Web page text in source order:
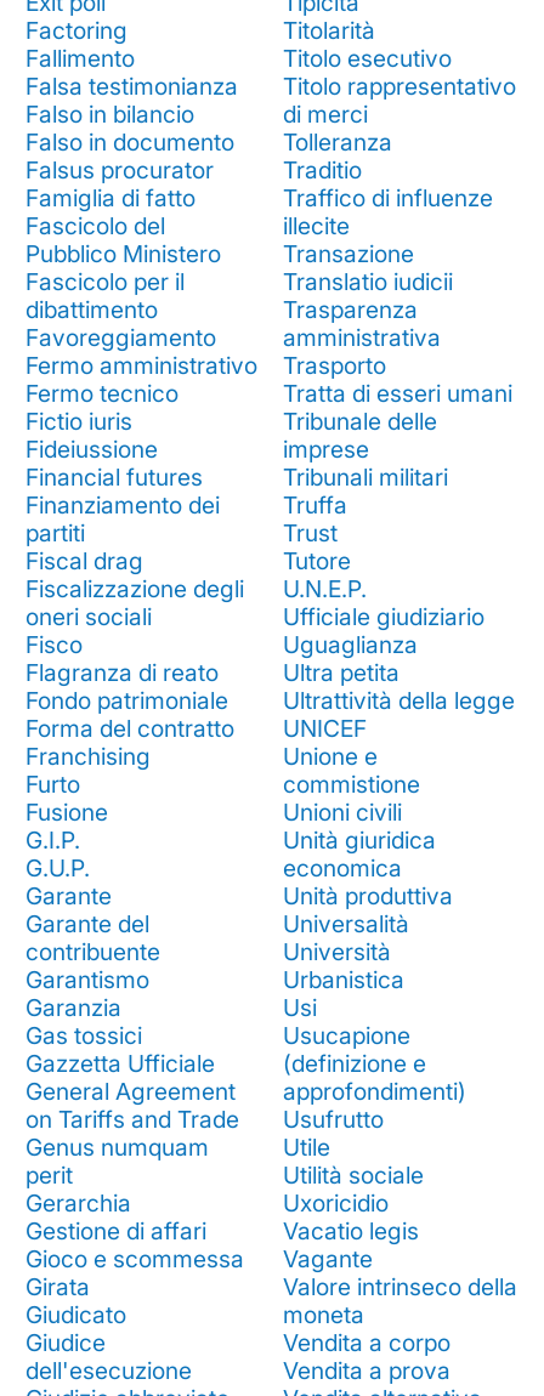
Factoring
Fallimento
Falsa testimonianza
Falso in bilancio
Falso in documento
Falsus procurator
Famiglia di fatto
Fascicolo del
Pubblico Ministero
Fascicolo per il
dibattimento
Favoreggiamento
Fermo amministrativo
Fermo tecnico
Fictio iuris
Fideiussione
Financial futures
Finanziamento dei
partiti
Fiscal drag
Fiscalizzazione degli
oneri sociali
Fisco
Flagranza di reato
Fondo patrimoniale
Forma del contratto
Franchising
Furto
Fusione
G.I.P.
G.U.P.
Garante
Garante del
contribuente
Garantismo
Garanzia
Gas tossici
Gazzetta Ufficiale
General Agreement
on Tariffs and Trade
Genus numquam
perit
Gerarchia
Gestione di affari
Gioco e scommessa
Girata
Giudicato
Giudice
dell'esecuzione
Titolarità
Titolo esecutivo
Titolo rappresentativo
di merci
Tolleranza
Traditio
Traffico di influenze
illecite
Transazione
Translatio iudicii
Trasparenza
amministrativa
Trasporto
Tratta di esseri umani
Tribunale delle
imprese
Tribunali militari
Truffa
Trust
Tutore
U.N.E.P.
Ufficiale giudiziario
Uguaglianza
Ultra petita
Ultrattività della legge
UNICEF
Unione e
commistione
Unioni civili
Unità giuridica
economica
Unità produttiva
Universalità
Università
Urbanistica
Usi
Usucapione
(definizione e
approfondimenti)
Usufrutto
Utile
Utilità sociale
Uxoricidio
Vacatio legis
Vagante
Valore intrinseco della
moneta
Vendita a corpo
Vendita a prova